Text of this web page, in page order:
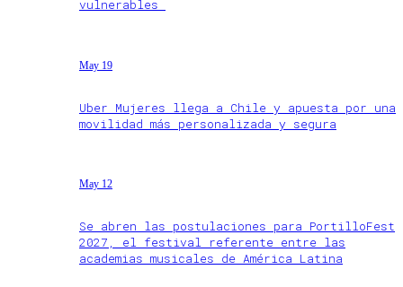
vulnerables
May 19
Uber Mujeres llega a Chile y apuesta por una
movilidad más personalizada y segura
May 12
Se abren las postulaciones para PortilloFest
2027, el festival referente entre las
academias musicales de América Latina